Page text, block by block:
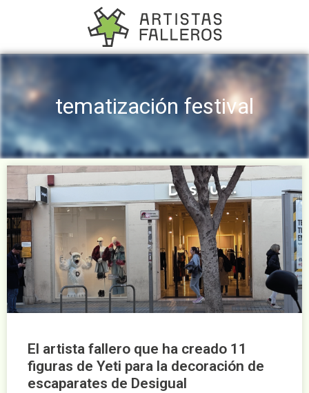
tematización festival
El artista fallero que ha creado 11
figuras de Yeti para la decoración de
escaparates de Desigual